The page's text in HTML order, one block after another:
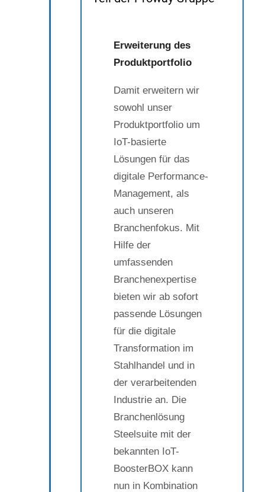
Erweiterung des
Produktportfolio
Damit erweitern wir
sowohl unser
Produktportfolio um
IoT-basierte
Lösungen für das
digitale Performance-
Management, als
auch unseren
Branchenfokus. Mit
Hilfe der
umfassenden
Branchenexpertise
bieten wir ab sofort
passende Lösungen
für die digitale
Transformation im
Stahlhandel und in
der verarbeitenden
Industrie an. Die
Branchenlösung
Steelsuite mit der
bekannten IoT-
BoosterBOX kann
nun in Kombination